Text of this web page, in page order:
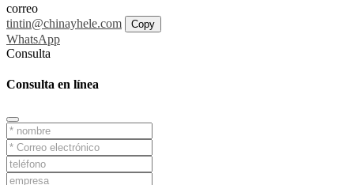
correo
tintin@chinayhele.com
Copy
WhatsApp
Consulta
Consulta en línea